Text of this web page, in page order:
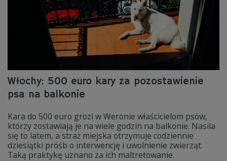
Włochy: 500 euro kary za pozostawienie
psa na balkonie
Kara do 500 euro grozi w Weronie właścicielom psów,
którzy zostawiają je na wiele godzin na balkonie. Nasila
się to latem, a straż miejska otrzymuje codziennie
dziesiątki próśb o interwencję i uwolnienie zwierząt.
Taką praktykę uznano za ich maltretowanie.